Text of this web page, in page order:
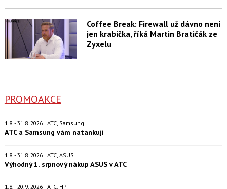
Coffee Break: Firewall už dávno není
jen krabička, říká Martin Bratičák ze
Zyxelu
PROMOAKCE
1.8. - 31.8. 2026 | ATC, Samsung
ATC a Samsung vám natankují
1.8. - 31.8. 2026 | ATC, ASUS
Výhodný 1. srpnový nákup ASUS v ATC
1.8. - 20.9. 2026 | ATC, HP